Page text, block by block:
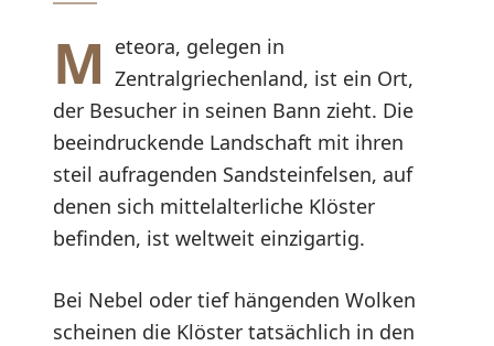
M eteora, gelegen in
Zentralgriechenland, ist ein Ort,
der Besucher in seinen Bann zieht. Die
beeindruckende Landschaft mit ihren
steil aufragenden Sandsteinfelsen, auf
denen sich mittelalterliche Klöster
befinden, ist weltweit einzigartig.
Bei Nebel oder tief hängenden Wolken
scheinen die Klöster tatsächlich in den